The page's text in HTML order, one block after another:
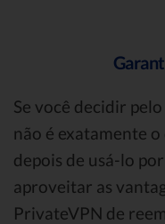
Se você decidir
não é exatamente
depois de usá-lo
aproveitar as
PrivateVPN de